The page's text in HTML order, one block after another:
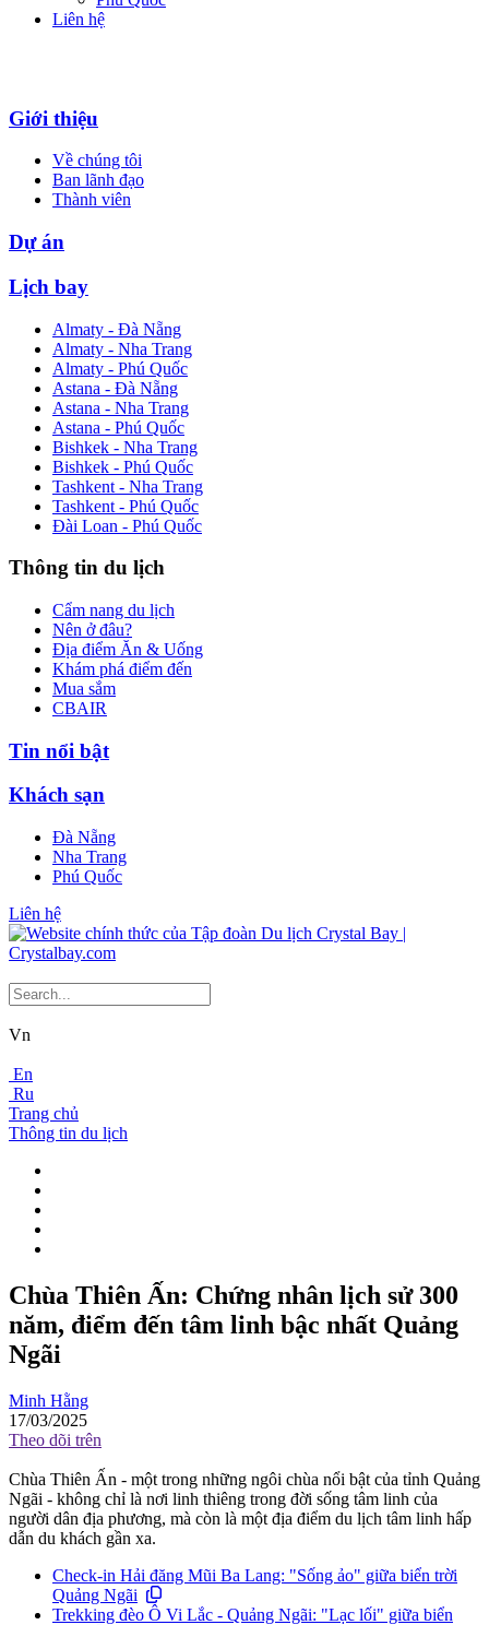
Liên hệ
Giới thiệu
Về chúng tôi
Ban lãnh đạo
Thành viên
Dự án
Lịch bay
Almaty - Đà Nẵng
Almaty - Nha Trang
Almaty - Phú Quốc
Astana - Đà Nẵng
Astana - Nha Trang
Astana - Phú Quốc
Bishkek - Nha Trang
Bishkek - Phú Quốc
Tashkent - Nha Trang
Tashkent - Phú Quốc
Đài Loan - Phú Quốc
Thông tin du lịch
Cẩm nang du lịch
Nên ở đâu?
Địa điểm Ăn & Uống
Khám phá điểm đến
Mua sắm
CBAIR
Tin nổi bật
Khách sạn
Đà Nẵng
Nha Trang
Phú Quốc
Liên hệ
Vn
En
Ru
Trang chủ
Thông tin du lịch
Chùa Thiên Ấn: Chứng nhân lịch sử 300
năm, điểm đến tâm linh bậc nhất Quảng
Ngãi
Minh Hằng
17/03/2025
Theo dõi trên
Chùa Thiên Ấn - một trong những ngôi chùa nổi bật của tỉnh Quảng
Ngãi - không chỉ là nơi linh thiêng trong đời sống tâm linh của
người dân địa phương, mà còn là một địa điểm du lịch tâm linh hấp
dẫn du khách gần xa.
Check-in Hải đăng Mũi Ba Lang: "Sống ảo" giữa biển trời
Quảng Ngãi
Trekking đèo Ô Vi Lắc - Quảng Ngãi: "Lạc lối" giữa biển